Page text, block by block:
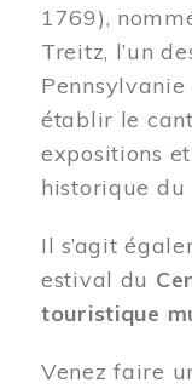
1769),
Treitz, l’un
établir le
expositions
historique du
Il s’agit
estival du
touristique
Venez faire